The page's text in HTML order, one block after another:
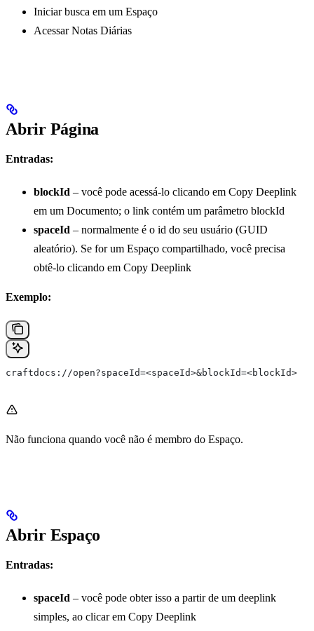
Iniciar busca em um Espaço
Acessar Notas Diárias
Abrir Página
Entradas:
blockId – você pode acessá‑lo clicando em Copy Deeplink
em um Documento; o link contém um parâmetro blockId
spaceId – normalmente é o id do seu usuário (GUID
aleatório). Se for um Espaço compartilhado, você precisa
obtê‑lo clicando em Copy Deeplink
Exemplo:
craftdocs://open?spaceId=<spaceId>&blockId=<blockId>
Não funciona quando você não é membro do Espaço.
Abrir Espaço
Entradas:
spaceId – você pode obter isso a partir de um deeplink
simples, ao clicar em Copy Deeplink